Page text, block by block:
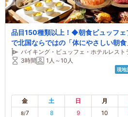
品目150種類以上！◆朝食ビュッフ
で北国ならではの「体にやさしい朝
バイキング・ビュッフェ・ホテルレスト
3時間
1人～10人
現地
金 土 日 月
8/7 8 9 10